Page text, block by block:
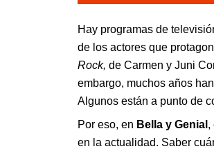
Hay programas de
de los actores que
Rock, de Carmen y Juni
embargo, muchos años
Algunos están a punto de
Por eso, en Bella y Genial ,
en la actualidad. Saber